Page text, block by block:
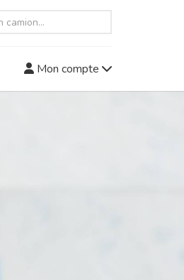
Mon compte